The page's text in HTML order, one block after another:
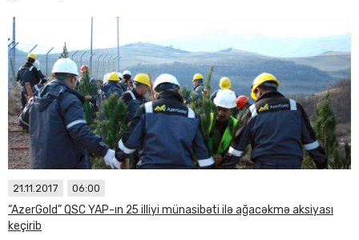
21.11.2017 06:00
“AzerGold” QSC YAP-ın 25 illiyi münasibəti ilə ağacəkmə aksiyası
keçirib